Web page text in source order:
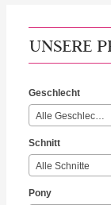
UNSERE
Geschlecht
Alle Geschlechter
Schnitt
Alle Schnitte
Pony